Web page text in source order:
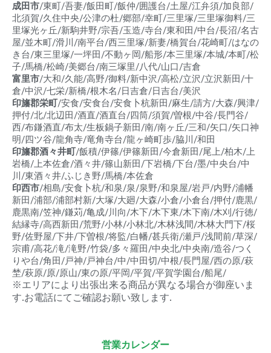
成田市/東町/吾妻/飯田町/飯仲/囲護台/土屋/江弁須/加良部/
北須賀/久住中央/公津の杜/郷部/幸町/三里塚/三里塚御料/三
里塚光ヶ丘/新駒井野/宗吾/玉造/寺台/東和田/中台/長沼/名古
屋/並木町/滑川/南平台/西三里塚/新妻/橋賀台/花崎町/はなの
き台/東三里塚/一坪田/不動ヶ岡/船形/本三里塚/本城/本町/松
子/馬橋/松崎/美郷台/南三塚里/八代/山口/吉倉
富里市/大和/久能/高野/御料/新中沢/高松/立沢/立沢新田/十
倉/中沢/七栄/新橋/根木名/日吉倉/日吉台/美沢
印旛郡栄町/安食/安食台/安食卜杭新田/麻生/請方/大森/興津/
押付/北/北辺田/酒直/酒直台/四筒/須賀/曽根/中谷/長門谷/
西/布鎌酒直/布太/生板鍋子新田/南/南ヶ丘/三和/矢口/矢口神
明/四ツ谷/龍角寺/竜角寺台/龍ヶ崎町歩/脇川/和田
印旛郡酒々井町/飯積/伊篠/伊篠新田/今倉新田/尾上/柏木/上
岩橋/上本佐倉/酒々井/篠山新田/下岩橋/下台/墨/中央台/中
川/東酒々井/ふじき野/馬橋/本佐倉
印西市/相島/安食卜杭/和泉/泉/泉野/和泉屋/岩戸/内野/浦幡
新田/浦部/浦部村新/大塚/大廻/大森/小倉/小倉台/押付/鹿黒/
鹿黒南/笠神/鎌苅/亀成/川向/木下/木下東/木下南/木刈/行徳/
結縁寺/高西新田/荒野/小林/小林北/木林浅間/木林大門下/桜
野/佐野屋/下井/下曽根/将監/白幡/甚兵衛/瀬戸/浅間前/草深/
宗甫/高花/滝/滝野/竹袋/多々羅田/中央北/中央南/造谷/つく
りや台/角田/戸神/戸神台/中/中田切/中根/長門屋/西の原/萩
埜/萩原/原/原山/東の原/平岡/平賀/平賀学園台/船尾/
※エリアにより出張出来る商品が異なる場合が御座いま
す.お電話にてご確認お願い致します.
営業カレンダー